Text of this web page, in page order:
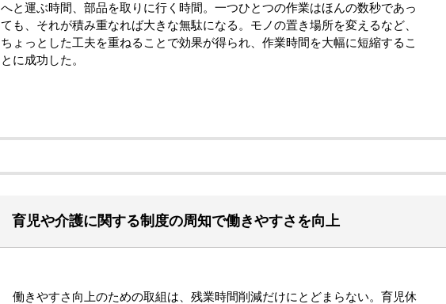
へと運ぶ時間、部品を取りに行く時間。一つひとつの作業はほんの数秒であっ
ても、それが積み重なれば大きな無駄になる。モノの置き場所を変えるなど、
ちょっとした工夫を重ねることで効果が得られ、作業時間を大幅に短縮するこ
とに成功した。
育児や介護に関する制度の周知で働きやすさを向上
働きやすさ向上のための取組は、残業時間削減だけにとどまらない。育児休